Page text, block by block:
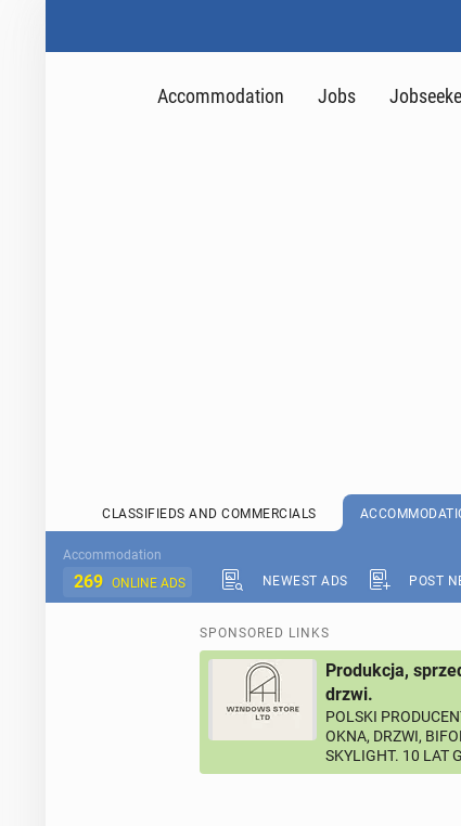
Accommodation Jobs
CLASSIFIEDS AND COMMERCIALS
Accommodation
269 ONLINE ADS NEWEST ADS POST
SPONSORED LINKS
Produkcja,
drzwi.
POLSKI
OKNA, DRZWI,
SKYLIGHT. 10 LAT